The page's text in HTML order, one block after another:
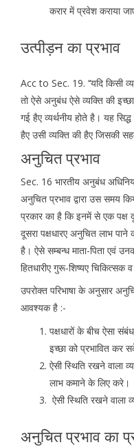
करार में प्रवेश कराया
उत्पीड़न का प्रभाव
Acc to Sec. 19. ‘‘यदि किसी
तो ऐसे अनुबंध ऐसे व्यक्ति की
गई हैए व्यर्थनीय होते है। यह
हैए उसी व्यक्ति की हैए जिसकी
अनुचित प्रभाव
Sec. 16 भारतीय अनुबंध
अनुचित प्रभाव द्वारा उस समय
प्रकार का है कि इनमें से एक पक्ष
दूसरा पक्षधारए अनुचित लाभ पाने
है। ऐसे सम्बन्ध माता-पिता एवं
हितधारीए गुरू-शिष्यए चिकित्सक व
उपरोक्त परिभाषा के अनुसार
आवश्यक है :-
पक्षधारों के बीच ऐसा
इच्छा को प्रभावित कर
ऐसी स्थिति रखने वाला
लाभ कमाने के लिए करे।
ऐसी स्थिति रखने वाला
अनुचित प्रभाव का